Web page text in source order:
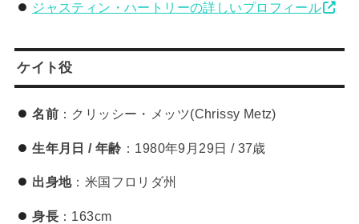
ジャスティン・ハートリーの詳しいプロフィール
ケイト役
名前：クリッシー・メッツ(Chrissy Metz)
生年月日 / 年齢 ：1980年9月29日 / 37歳
出身地：米国フロリダ州
身長：163cm